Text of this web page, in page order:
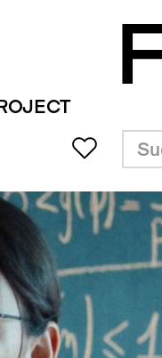
Portal
Filmpreis
INFOS